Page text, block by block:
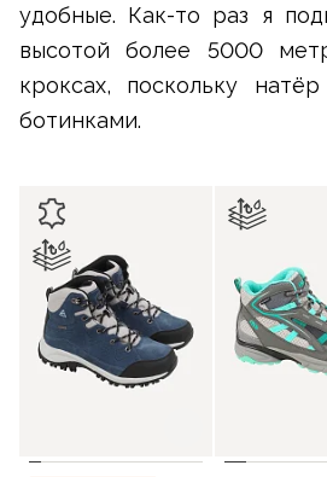
удобные. Как-то раз я
высотой более 5000
кроксах, поскольку
ботинками.